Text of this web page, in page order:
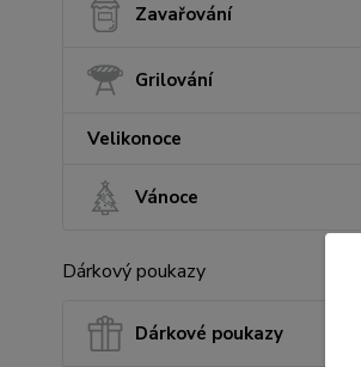
Zavařování
Grilování
Velikonoce
Vánoce
Dárkový poukazy
Dárkové poukazy